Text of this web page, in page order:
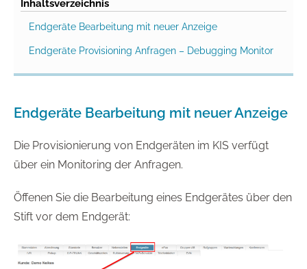
Inhaltsverzeichnis
Endgeräte Bearbeitung mit neuer Anzeige
Endgeräte Provisioning Anfragen – Debugging Monitor
Endgeräte Bearbeitung mit neuer Anzeige
Die Provisionierung von Endgeräten im KIS verfügt
über ein Monitoring der Anfragen.
Öffenen Sie die Bearbeitung eines Endgerätes über den
Stift vor dem Endgerät: